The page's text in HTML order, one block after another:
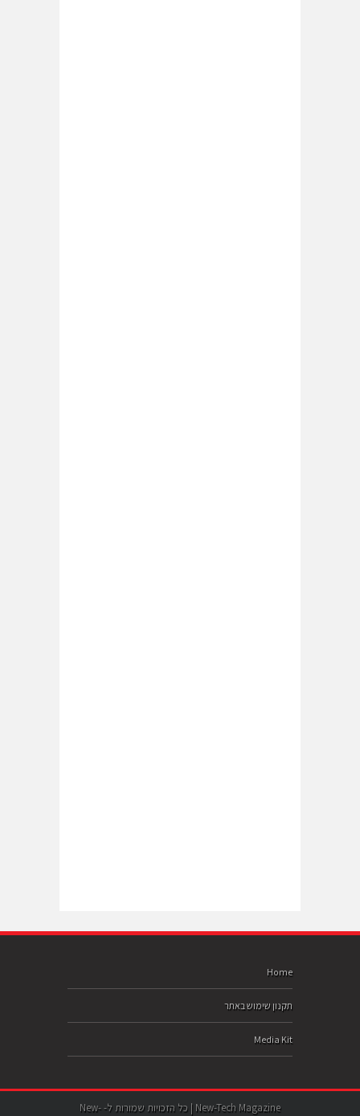
Home
תקנון שימוש באתר
Media Kit
New-Tech Magazine | כל הזכויות שמורות ל- New-